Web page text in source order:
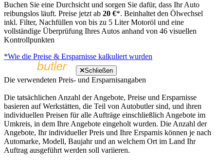
Buchen Sie eine Durchsicht und sorgen Sie dafür, dass Ihr Auto
reibungslos läuft. Preise jetzt ab 20 €*. Beinhaltet den Ölwechsel
inkl. Filter, Nachfüllen von bis zu 5 Liter Motoröl und eine
vollständige Überprüfung Ihres Autos anhand von 46 visuellen
Kontrollpunkten
*Wie die Preise & Ersparnisse kalkuliert wurden
Schließen
Die verwendeten Preis- und Ersparnisangaben
Die tatsächlichen Anzahl der Angebote, Preise und Ersparnisse
basieren auf Werkstätten, die Teil von Autobutler sind, und ihren
individuellen Preisen für alle Aufträge einschließlich Angebote im
Umkreis, in dem Ihre Angebote eingeholt wurden. Die Anzahl der
Angebote, Ihr individueller Preis und Ihre Ersparnis können je nach
Automarke, Modell, Baujahr und an welchem Ort im Land Ihr
Auftrag ausgeführt werden soll variieren.